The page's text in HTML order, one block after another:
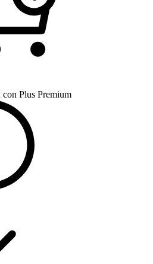
con Plus Premium